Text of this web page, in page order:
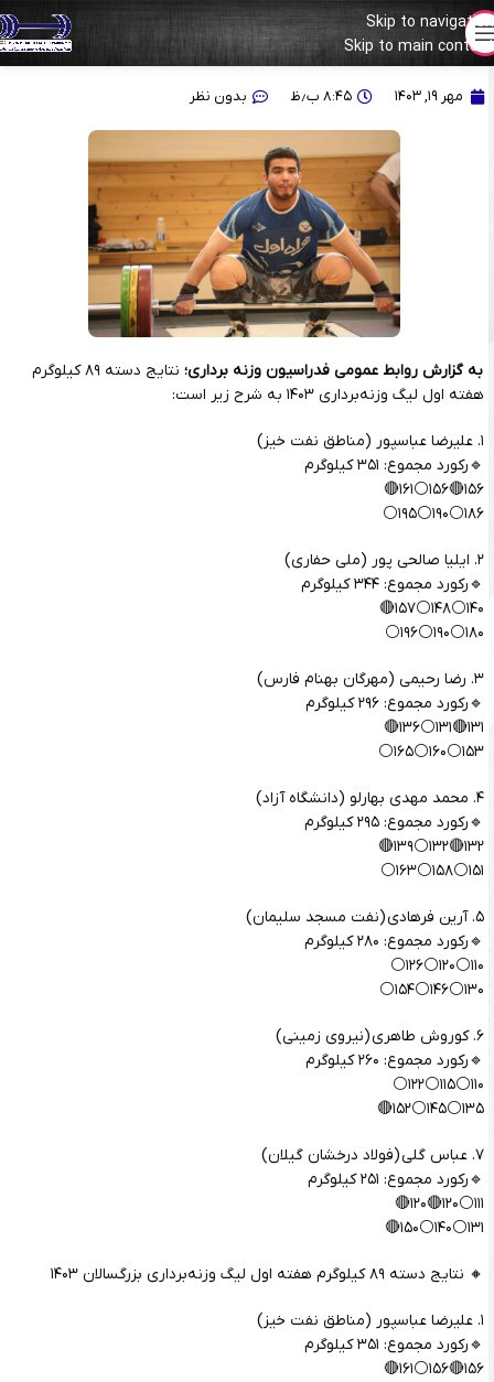
Skip to navigation
Skip to main content
نتایج دسته ۸۹ کیلوگرم هفته اول لیگ وزنه‌برداری
مهر ۱۹, ۱۴۰۳ ۸:۴۵ ب٫ظ بدون نظر
به گزارش روابط عمومی فدراسیون وزنه برداری؛
نتایج دسته ۸۹ کیلوگرم
هفته اول لیگ وزنه‌برداری ۱۴۰۳ به شرح زیر است:
۱. علیرضا عباسپور (مناطق نفت خیز)
🔹رکورد مجموع: ۳۵۱ کیلوگرم
۱۵۶🔴۱۵۶⚪️۱۶۱🔴
۱۸۶⚪️۱۹۰⚪️۱۹۵⚪️
۲. ایلیا صالحی پور (ملی حفاری)
🔹رکورد مجموع: ۳۴۴ کیلوگرم
۱۴۰⚪️۱۴۸⚪️۱۵۷🔴
۱۸۰⚪️۱۹۰⚪️۱۹۶⚪️
۳. رضا رحیمی (مهرگان بهنام فارس)
🔹رکورد مجموع: ۲۹۶ کیلوگرم
۱۳۱🔴۱۳۱⚪️۱۳۶🔴
۱۵۳⚪️۱۶۰⚪️۱۶۵⚪️
۴. محمد مهدی بهارلو (دانشگاه آزاد)
🔹رکورد مجموع: ۲۹۵ کیلوگرم
۱۳۲🔴۱۳۲⚪️۱۳۹🔴
۱۵۱⚪️۱۵۸⚪️۱۶۳⚪️
۵. آرین فرهادی (نفت مسجد سلیمان)
🔹رکورد مجموع: ۲۸۰ کیلوگرم
۱۱۰⚪️۱۲۰⚪️۱۲۶⚪️
۱۳۰⚪️۱۴۶⚪️۱۵۴⚪️
۶. کوروش طاهری (نیروی زمینی)
🔹رکورد مجموع: ۲۶۰ کیلوگرم
۱۱۰⚪️۱۱۵⚪️۱۲۲⚪️
۱۳۵⚪️۱۴۵⚪️۱۵۲🔴
۷. عباس گلی (فولاد درخشان گیلان)
🔹رکورد مجموع: ۲۵۱ کیلوگرم
۱۱۱⚪️۱۲۰🔴۱۲۰🔴
۱۳۱⚪️۱۴۰⚪️۱۵۰🔴
🔸 نتایج دسته ۸۹ کیلوگرم هفته اول لیگ وزنه‌برداری بزرگسالان ۱۴۰۳
۱. علیرضا عباسپور (مناطق نفت خیز)
🔹رکورد مجموع: ۳۵۱ کیلوگرم
۱۵۶🔴۱۵۶⚪️۱۶۱🔴